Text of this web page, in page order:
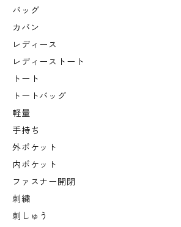
バッグ
カバン
レディース
レディーストート
トート
トートバッグ
軽量
手持ち
外ポケット
内ポケット
ファスナー開閉
刺繍
刺しゅう